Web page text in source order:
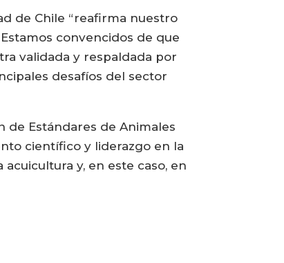
de Chile “reafirma nuestro
convencidos de que
validada y respaldada por
desafíos del sector
de Estándares de Animales
científico y liderazgo en la
y, en este caso, en